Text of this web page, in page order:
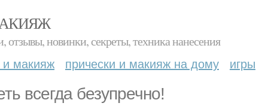
новинки, секреты, техника нанесения
и макияж прически и макияж на дому игры
всегда безупречно!